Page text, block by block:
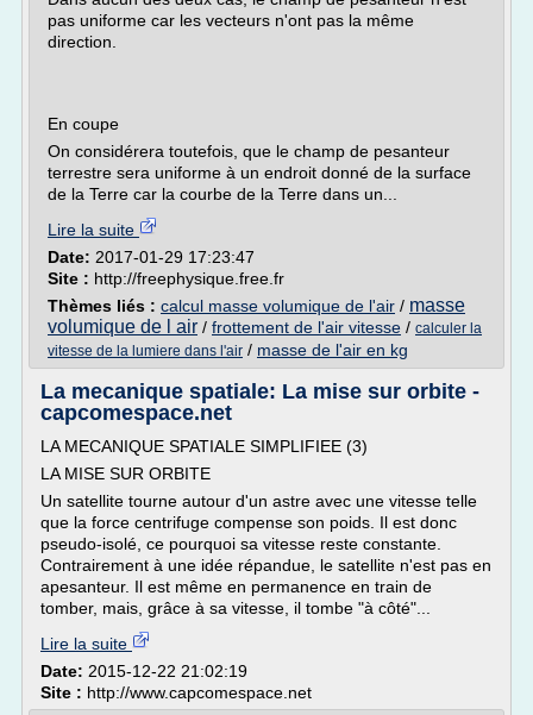
pas uniforme car les vecteurs n'ont pas la même
direction.
En coupe
On considérera toutefois, que le champ de pesanteur
terrestre sera uniforme à un endroit donné de la surface
de la Terre car la courbe de la Terre dans un...
Lire la suite
Date: 2017-01-29 17:23:47
Site : http://freephysique.free.fr
Thèmes liés : calcul masse volumique de l'air / masse
volumique de l air / frottement de l'air vitesse / calculer la
vitesse de la lumiere dans l'air / masse de l'air en kg
La mecanique spatiale: La mise sur orbite -
capcomespace.net
LA MECANIQUE SPATIALE SIMPLIFIEE (3)
LA MISE SUR ORBITE
Un satellite tourne autour d'un astre avec une vitesse telle
que la force centrifuge compense son poids. Il est donc
pseudo-isolé, ce pourquoi sa vitesse reste constante.
Contrairement à une idée répandue, le satellite n'est pas en
apesanteur. Il est même en permanence en train de
tomber, mais, grâce à sa vitesse, il tombe "à côté"...
Lire la suite
Date: 2015-12-22 21:02:19
Site : http://www.capcomespace.net